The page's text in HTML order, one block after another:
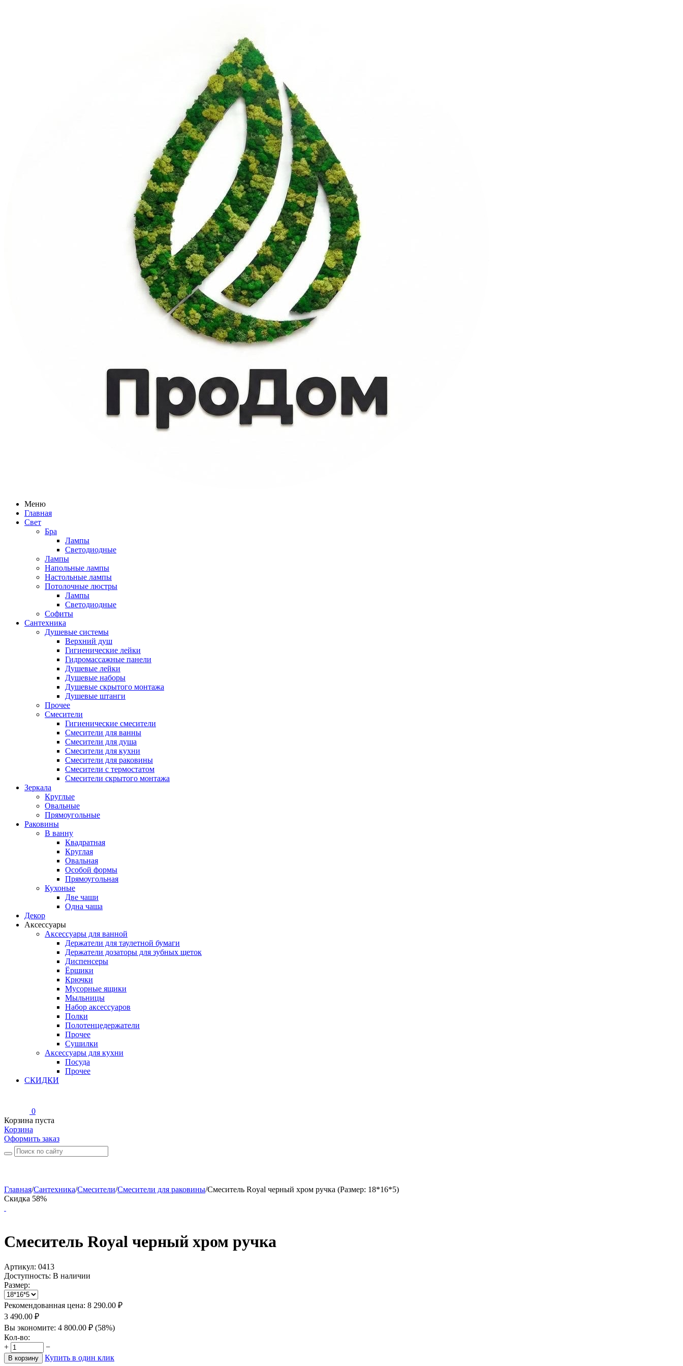
Меню
Главная
Свет
Бра
Лампы
Светодиодные
Лампы
Напольные лампы
Настольные лампы
Потолочные люстры
Лампы
Светодиодные
Софиты
Сантехника
Душевые системы
Верхний душ
Гигиенические лейки
Гидромассажные панели
Душевые лейки
Душевые наборы
Душевые скрытого монтажа
Душевые штанги
Прочее
Смесители
Гигиенические смесители
Смесители для ванны
Смесители для душа
Смесители для кухни
Смесители для раковины
Смесители с термостатом
Смесители скрытого монтажа
Зеркала
Круглые
Овальные
Прямоугольные
Раковины
В ванну
Квадратная
Круглая
Овальная
Особой формы
Прямоугольная
Кухоные
Две чаши
Одна чаша
Декор
Аксессуары
Аксессуары для ванной
Держатели для таулетной бумаги
Держатели дозаторы для зубных щеток
Диспенсеры
Ёршики
Крючки
Мусорные ящики
Мыльницы
Набор аксессуаров
Полки
Полотенцедержатели
Прочее
Сушилки
Аксессуары для кухни
Посуда
Прочее
СКИДКИ
0
Корзина пуста
Корзина
Оформить заказ
Главная/Сантехника/Смесители/Смесители для раковины/Смеситель Royal черный хром ручка (Размер: 18*16*5)
Скидка 58%
Смеситель Royal черный хром ручка
Артикул: 0413
Доступность: В наличии
Размер:
Рекомендованная цена: 8 290.00 ₽
3 490.00 ₽
Вы экономите: 4 800.00 ₽ (58%)
Кол-во:
+
−
В корзину Купить в один клик